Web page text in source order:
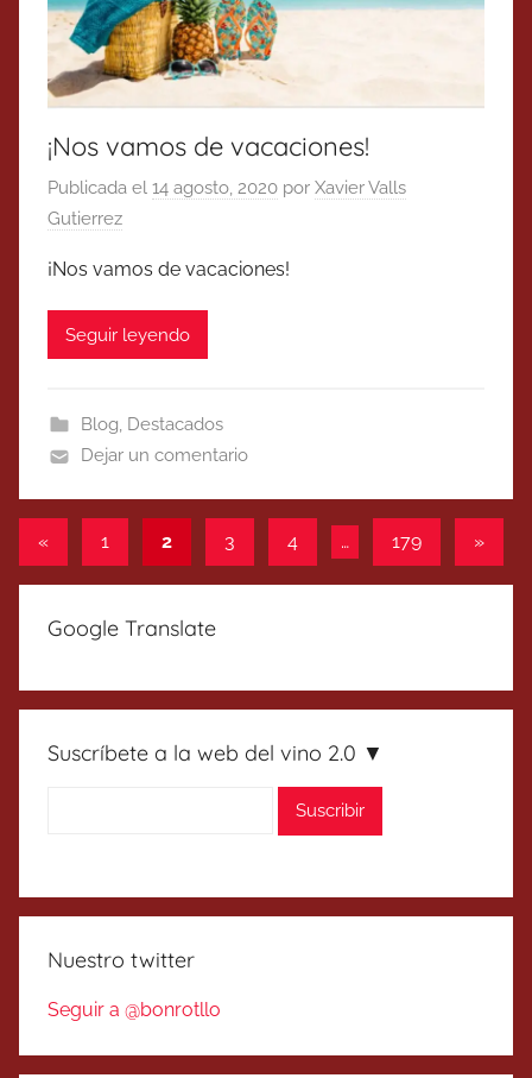
¡Nos vamos de vacaciones!
Publicada el 14 agosto, 2020 por Xavier Valls
Gutierrez
¡Nos vamos de vacaciones!
Seguir leyendo
Blog, Destacados
Dejar un comentario
Paginación
de
entradas
«Entradas
anteriores
1 2 3 4 … 179 »
Google Translate
Suscríbete a la web del vino 2.0 ▼
Nuestro twitter
Seguir a @bonrotllo